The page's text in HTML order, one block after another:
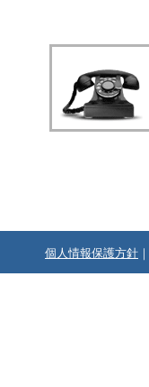
個人情報保護方針 ｜